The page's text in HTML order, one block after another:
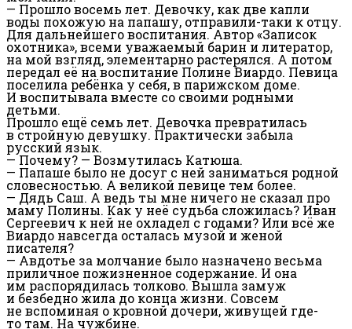
— Прошло восемь лет. Девочку, как две капли
воды похожую на папашу, отправили-таки к отцу.
Для дальнейшего воспитания. Автор «Записок
охотника», всеми уважаемый барин и литератор,
на мой взгляд, элементарно растерялся. А потом
передал её на воспитание Полине Виардо. Певица
поселила ребёнка у себя, в парижском доме.
И воспитывала вместе со своими родными
детьми.
Прошло ещё семь лет. Девочка превратилась
в стройную девушку. Практически забыла
русский язык.
— Почему? — Возмутилась Катюша.
— Папаше было не досуг с ней заниматься родной
словесностью. А великой певице тем более.
— Дядь Саш. А ведь ты мне ничего не сказал про
маму Полины. Как у неё судьба сложилась? Иван
Сергеевич к ней не охладел с годами? Или всё же
Виардо навсегда осталась музой и женой
писателя?
— Авдотье за молчание было назначено весьма
приличное пожизненное содержание. И она
им распорядилась толково. Вышла замуж
и безбедно жила до конца жизни. Совсем
не вспоминая о кровной дочери, живущей где-
то там. На чужбине.